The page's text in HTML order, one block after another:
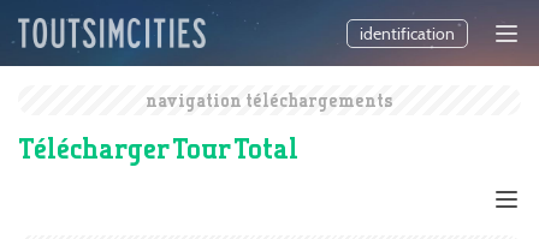
identification
navigation téléchargements
Télécharger Tour Total